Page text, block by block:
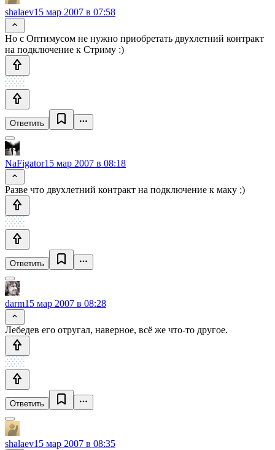
shalaev15 мар 2007 в 07:58
Но с Оптимусом не нужно приобретать двухлетний контракт
на подключение к Стриму :)
Ответить
NaFigator15 мар 2007 в 08:18
Разве что двухлетний контракт на подключение к маку ;)
Ответить
darm15 мар 2007 в 08:28
Лебедев его отругал, наверное, всё же что-то другое.
Ответить
shalaev15 мар 2007 в 08:35